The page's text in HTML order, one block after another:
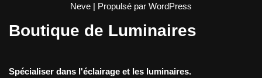
Neve | Propulsé par WordPress
Boutique de Luminaires
Spécialiser dans l'éclairage et les luminaires.